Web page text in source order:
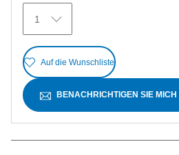
Bewertungen
1
Auf die Wunschliste
BENACHRICHTIGEN SIE MICH